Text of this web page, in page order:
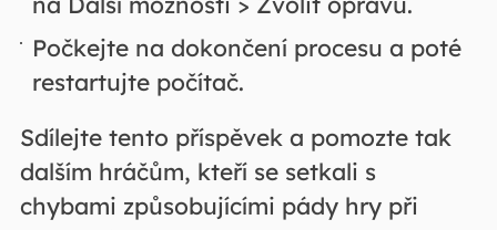
Počkejte na dokončení procesu a poté
restartujte počítač.
Sdílejte tento příspěvek a pomozte tak
dalším hráčům, kteří se setkali s
chybami způsobujícími pády hry při